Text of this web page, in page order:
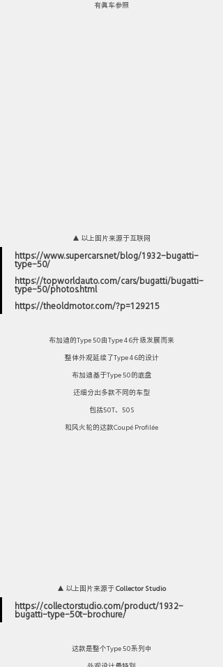
有真车参照
▲ 以上图片来源于互联网
https://www.supercars.net/blog/1932-bugatti-
type-50/
https://topworldauto.com/cars/bugatti/bugatti-
type-50/photos.html
https://theoldmotor.com/?p=129215
布加迪的Type 50由Type 46升级发展而来
整体外观延续了Type 46的设计
布加迪基于Type 50的底盘
还细分出多款不同的车型
包括50T、50S
和风火轮的这款Coupé Profilée
▲ 以上图片来源于 Collector Studio
https://collectorstudio.com/product/1932-
bugatti-type-50t-brochure/
这款是整个Type 50系列中